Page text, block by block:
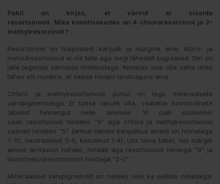
Pakil on kirjas, et värvid ei sisalda
resortsinooli. Miks koostisosades on 4-chlororesorcinol ja 2-
methylresorcinol ?
Resortsinool on tõepoolest kahjulik ja mürgine aine. Kloro- ja
metüülresortsinool ei ole talle aga isegi lähedalt sugulased. Siin on
jälle tegemist sarnaste nimetustega. Keemias võib olla vahe ühes
tähes või numbris, et saada hoopis teistsugune aine.
Chloro ja methylresortsinooli puhul on tegu mineraalsete
värvipigmentidega. Et täitsa rahulik olla, vaatame koostisainete
tabelist hinnangut neile ainetele. 10 palli süsteemis
saab resortsinool hindeks "9" aga chloro ja methylresortsinool
saavad hindeks "5" (antud tabelis kahjulikud aineid on hinnetega
7-10, neutraalsed 5-6, kasulikud 1-4). Üks teine tabel, mis märgib
ainete ärritavust nahale, hindab aga resortsinooli hindega "9" ja
kloro/metüülresortsinooli hindega "0-2".
Mineraalsed värvpigmendid on näiteks veel ka selliste nimedega: